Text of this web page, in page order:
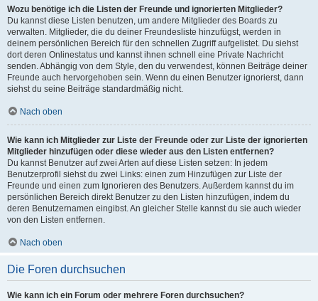
Wozu benötige ich die Listen der Freunde und ignorierten Mitglieder?
Du kannst diese Listen benutzen, um andere Mitglieder des Boards zu
verwalten. Mitglieder, die du deiner Freundesliste hinzufügst, werden in
deinem persönlichen Bereich für den schnellen Zugriff aufgelistet. Du siehst
dort deren Onlinestatus und kannst ihnen schnell eine Private Nachricht
senden. Abhängig von dem Style, den du verwendest, können Beiträge deiner
Freunde auch hervorgehoben sein. Wenn du einen Benutzer ignorierst, dann
siehst du seine Beiträge standardmäßig nicht.
Nach oben
Wie kann ich Mitglieder zur Liste der Freunde oder zur Liste der ignorierten
Mitglieder hinzufügen oder diese wieder aus den Listen entfernen?
Du kannst Benutzer auf zwei Arten auf diese Listen setzen: In jedem
Benutzerprofil siehst du zwei Links: einen zum Hinzufügen zur Liste der
Freunde und einen zum Ignorieren des Benutzers. Außerdem kannst du im
persönlichen Bereich direkt Benutzer zu den Listen hinzufügen, indem du
deren Benutzernamen eingibst. An gleicher Stelle kannst du sie auch wieder
von den Listen entfernen.
Nach oben
Die Foren durchsuchen
Wie kann ich ein Forum oder mehrere Foren durchsuchen?